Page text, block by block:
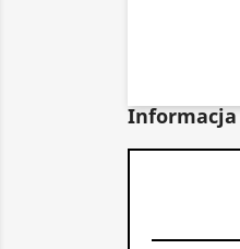
Informacja